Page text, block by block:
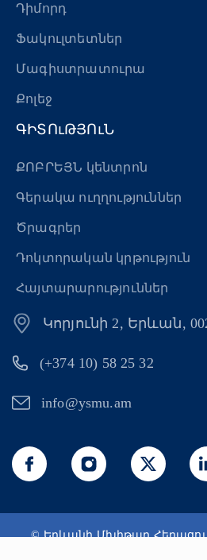
Դիմորդ
Ֆակուլտետներ
Մագիստրատուրա
Քոլեջ
ԳԻՏՈւԹՅՈւՆ
ՔՈԲՐԵՅՆ կենտրոն
Գերակա ուղղություններ
Ծրագրեր
Դոկտորական կրթություն
Հայտարարություններ
Կորյունի 2, Երևան,
(+374 10) 58 25 32
info@ysmu.am
© Երևանի Մխիթար